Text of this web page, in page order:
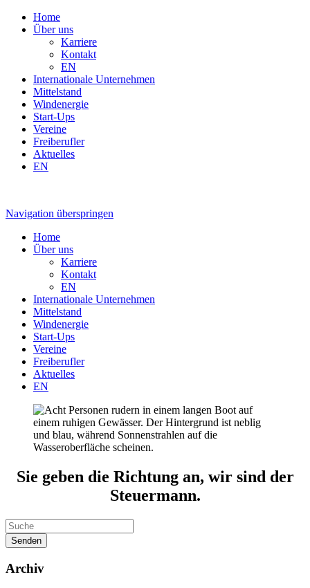
Home
Über uns
Karriere
Kontakt
EN
Internationale Unternehmen
Mittelstand
Windenergie
Start-Ups
Vereine
Freiberufler
Aktuelles
EN
Navigation überspringen
Home
Über uns
Karriere
Kontakt
EN
Internationale Unternehmen
Mittelstand
Windenergie
Start-Ups
Vereine
Freiberufler
Aktuelles
EN
Sie geben die Richtung an, wir sind der
Steuermann.
Senden
Archiv